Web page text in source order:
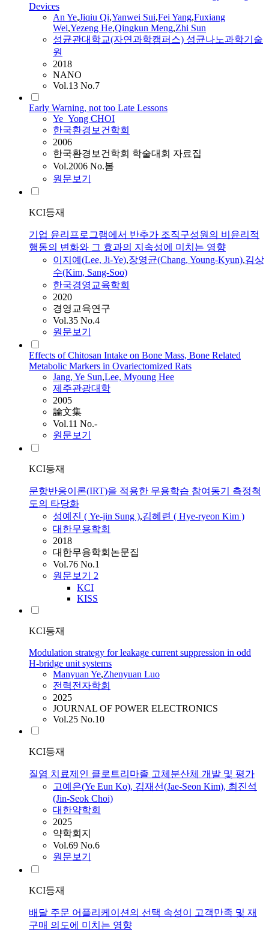
Devices
AnYe,Jiqiu Qi,Yanwei Sui,Fei Yang,Fuxiang
Wei,Yezeng He,Qingkun Meng,Zhi Sun
성균관대학교(자연과학캠퍼스) 성균나노과학기술
원
2018
NANO
Vol.13 No.7
Early Warning, not too Late Lessons
Ye _Yong CHOI
한국환경보건학회
2006
한국환경보건학회 학술대회 자료집
Vol.2006 No.봄
원문보기
KCI등재
기업 윤리프로그램에서 반추가 조직구성원의 비윤리적
행동의 변화와 그 효과의 지속성에 미치는 영향
이지예(Lee, Ji-Ye),장영균(Chang, Young-Kyun),김상
수(Kim, Sang-Soo)
한국경영교육학회
2020
경영교육연구
Vol.35 No.4
원문보기
Effects of Chitosan Intake on Bone Mass, Bone Related
Metabolic Markers in Ovariectomized Rats
Jang, Ye Sun,Lee, Myoung Hee
제주관광대학
2005
論文集
Vol.11 No.-
원문보기
KCI등재
문항반응이론(IRT)을 적용한 무용학습 참여동기 측정척
도의 타당화
성예진 ( Ye-jin Sung ),김혜련 ( Hye-ryeon Kim )
대한무용학회
2018
대한무용학회논문집
Vol.76 No.1
원문보기 2
KCI
KISS
KCI등재
Modulation strategy for leakage current suppression in odd
H‑bridge unit systems
ManyuanYe,Zhenyuan Luo
전력전자학회
2025
JOURNAL OF POWER ELECTRONICS
Vol.25 No.10
KCI등재
질염 치료제인 클로트리마졸 고체분산체 개발 및 평가
고예은(Ye Eun Ko), 김재선(Jae-Seon Kim), 최진석
(Jin-Seok Choi)
대한약학회
2025
약학회지
Vol.69 No.6
원문보기
KCI등재
배달 주문 어플리케이션의 선택 속성이 고객만족 및 재
구매 의도에 미치는 영향